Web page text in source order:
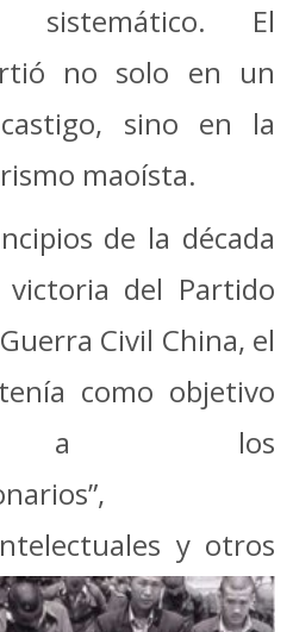
sistemático. El
no solo en un
sino en la
maoísta.
de la década
del Partido
Civil China, el
como objetivo
a los
y otros